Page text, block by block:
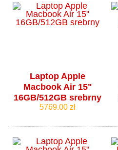
Laptop Apple
Macbook Air 15"
16GB/512GB srebrny
5769.00 zł